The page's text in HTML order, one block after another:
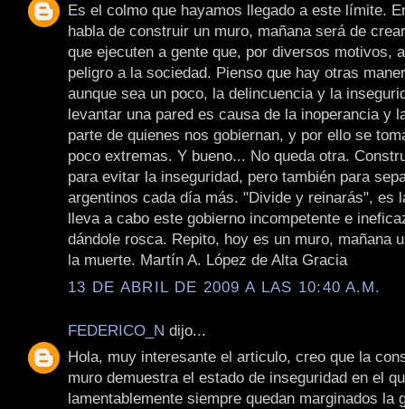
Es el colmo que hayamos llegado a este límite.
habla de construir un muro, mañana será de
que ejecuten a gente que, por diversos motivos,
peligro a la sociedad. Pienso que hay otras
aunque sea un poco, la delincuencia y la
levantar una pared es causa de la inoperancia y
parte de quienes nos gobiernan, y por ello se
poco extremas. Y bueno... No queda otra.
para evitar la inseguridad, pero también para
argentinos cada día más. "Divide y reinarás", es
lleva a cabo este gobierno incompetente e
dándole rosca. Repito, hoy es un muro, mañana
la muerte. Martín A. López de Alta Gracia
13 DE ABRIL DE 2009 A LAS 10:40 A.M.
FEDERICO_N dijo...
Hola, muy interesante el articulo, creo que la
muro demuestra el estado de inseguridad en el
lamentablemente siempre quedan marginados la